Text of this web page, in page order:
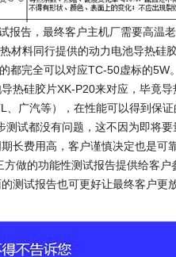
告，最终客户主机厂需要高温
材料同行提供的动力电池导热硅
都完全可以对应TC-50虚标的5W
热硅胶片XK-P20来对应，毕竟
、广汽等），在性能可以得到保
试都没有问题，这不因为即将
长费用高，客户谨慎决定也是可
做的功能性测试报告提供给客
测试报告也可更好让最终客户更